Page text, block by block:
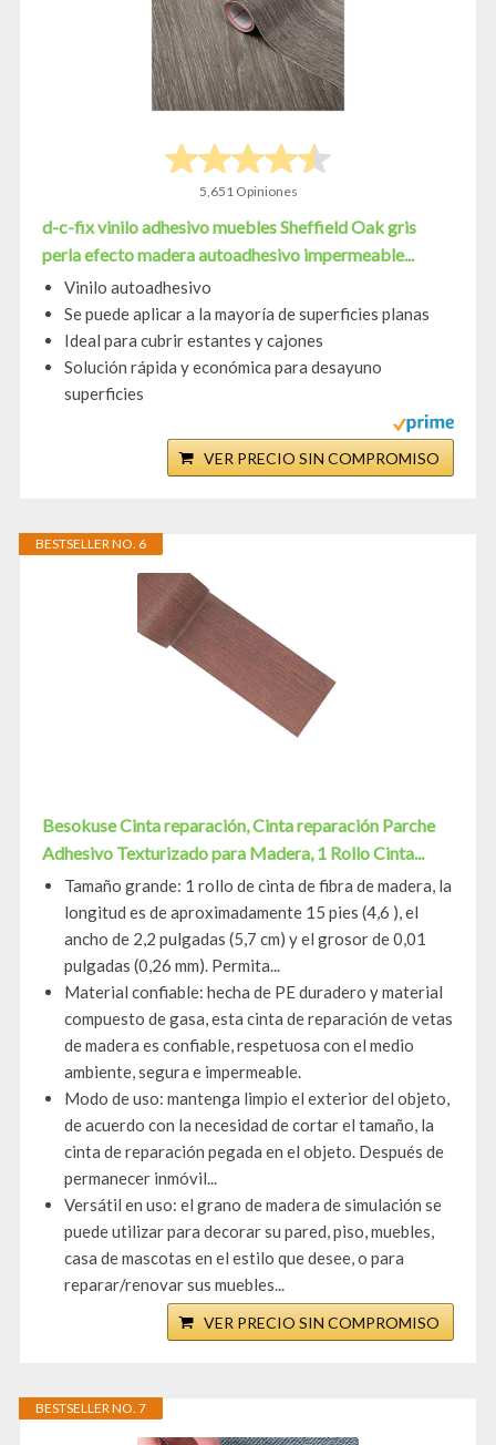
5,651 Opiniones
d-c-fix vinilo adhesivo muebles Sheffield Oak gris
perla efecto madera autoadhesivo impermeable...
Vinilo autoadhesivo
Se puede aplicar a la mayoría de superficies planas
Ideal para cubrir estantes y cajones
Solución rápida y económica para desayuno
superficies
VER PRECIO SIN COMPROMISO
BESTSELLER NO. 6
Besokuse Cinta reparación, Cinta reparación Parche
Adhesivo Texturizado para Madera, 1 Rollo Cinta...
Tamaño grande: 1 rollo de cinta de fibra de madera, la
longitud es de aproximadamente 15 pies (4,6 ), el
ancho de 2,2 pulgadas (5,7 cm) y el grosor de 0,01
pulgadas (0,26 mm). Permita...
Material confiable: hecha de PE duradero y material
compuesto de gasa, esta cinta de reparación de vetas
de madera es confiable, respetuosa con el medio
ambiente, segura e impermeable.
Modo de uso: mantenga limpio el exterior del objeto,
de acuerdo con la necesidad de cortar el tamaño, la
cinta de reparación pegada en el objeto. Después de
permanecer inmóvil...
Versátil en uso: el grano de madera de simulación se
puede utilizar para decorar su pared, piso, muebles,
casa de mascotas en el estilo que desee, o para
reparar/renovar sus muebles...
VER PRECIO SIN COMPROMISO
BESTSELLER NO. 7